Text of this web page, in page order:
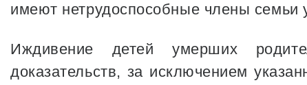
имеют нетрудоспособные члены семьи
Иждивение детей умерших
доказательств, за исключением